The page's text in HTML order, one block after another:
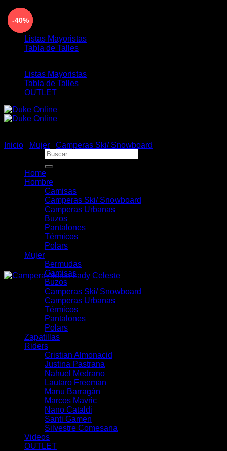
Saltar
al
contenido
ENVÍO GRATIS PARA COMPRAS MAYORES A
$190.000 - 3 Y 6 CUOTAS SIN INTERÉS
Listas Mayoristas
Tabla de Talles
Listas Mayoristas
Tabla de Talles
OUTLET
Buscar
por:
Home
Hombre
Camisas
Camperas Ski/ Snowboard
Camperas Urbanas
Buzos
Pantalones
Térmicos
Polars
Mujer
Bermudas
Camisas
Buzos
Camperas Ski/ Snowboard
Camperas Urbanas
Térmicos
Pantalones
Polars
Zapatillas
Riders
Cristian Almonacid
Justina Pastrana
Nahuel Medrano
Lautaro Freeman
Manu Barragán
Marcos Mavric
Nano Cataldi
Santi Gamen
Silvestre Comesana
Videos
OUTLET
Inicio Mujer Camperas Ski/ Snowboard
-40%
-40%
-40%
-40%
-40%
-40%
-40%
-40%